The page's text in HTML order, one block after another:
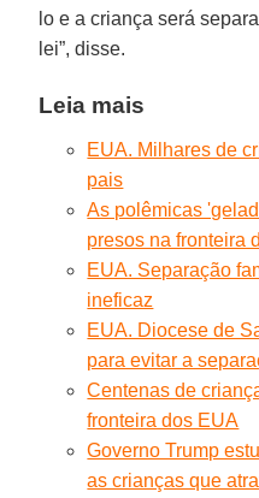
lo e a criança será
lei”, disse.
Leia mais
EUA. Milhares de
pais
As polêmicas
presos na fronteira
EUA. Separação
ineficaz
EUA. Diocese de
para evitar a
Centenas de
fronteira dos EUA
Governo Trump
as crianças que